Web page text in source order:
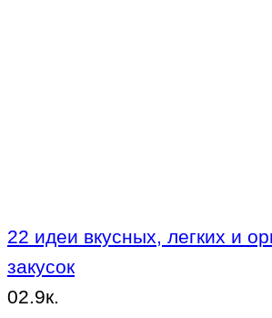
22 идеи вкусных, легких и
закусок
02.9к.